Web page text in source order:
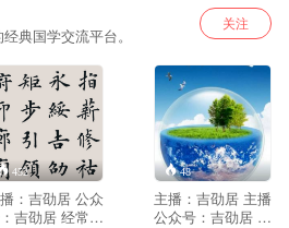
典国学交流平台。
关注
452
：吉劭居 公众
劭居 经常有
48
主播：吉劭居 主播
公众号：吉劭居 在